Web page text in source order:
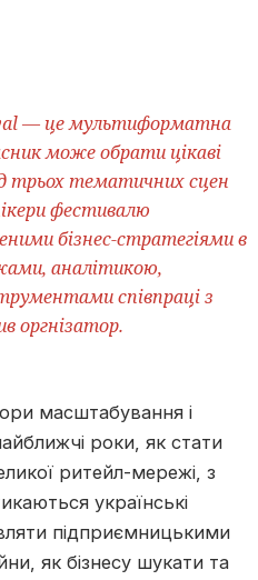
— це мультиформатна
може обрати цікаві
трьох тематичних сцен
фестивалю
бізнес-стратегіями в
аналітикою,
співпраці з
оргнізатор.
масштабування і
роки, як стати
ритейл-мережі, з
українські
підприємницькими
як бізнесу шукати та